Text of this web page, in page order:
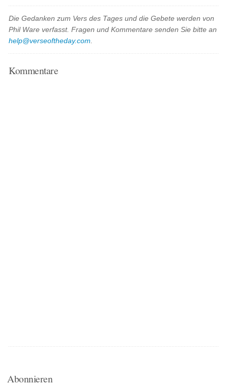
Die Gedanken zum Vers des Tages und die Gebete werden von
Phil Ware verfasst. Fragen und Kommentare senden Sie bitte an
help@verseoftheday.com
Kommentare
Abonnieren